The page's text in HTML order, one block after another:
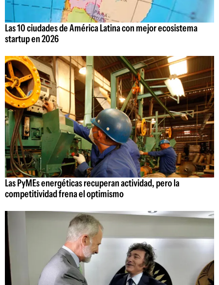
Las 10 ciudades de América Latina con mejor ecosistema
startup en 2026
Las PyMEs energéticas recuperan actividad, pero la
competitividad frena el optimismo